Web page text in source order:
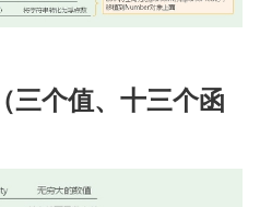
三个值、十三个函